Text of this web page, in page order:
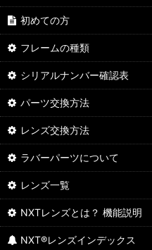
初めての方
フレームの種類
シリアルナンバー確認表
パーツ交換方法
レンズ交換方法
ラバーパーツについて
レンズ一覧
NXTレンズとは？ 機能説明
NXT®レンズインデックス